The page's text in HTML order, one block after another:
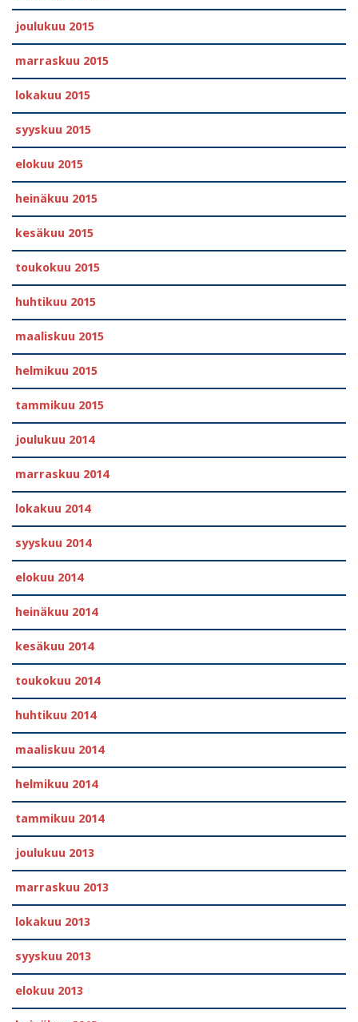
joulukuu 2015
marraskuu 2015
lokakuu 2015
syyskuu 2015
elokuu 2015
heinäkuu 2015
kesäkuu 2015
toukokuu 2015
huhtikuu 2015
maaliskuu 2015
helmikuu 2015
tammikuu 2015
joulukuu 2014
marraskuu 2014
lokakuu 2014
syyskuu 2014
elokuu 2014
heinäkuu 2014
kesäkuu 2014
toukokuu 2014
huhtikuu 2014
maaliskuu 2014
helmikuu 2014
tammikuu 2014
joulukuu 2013
marraskuu 2013
lokakuu 2013
syyskuu 2013
elokuu 2013